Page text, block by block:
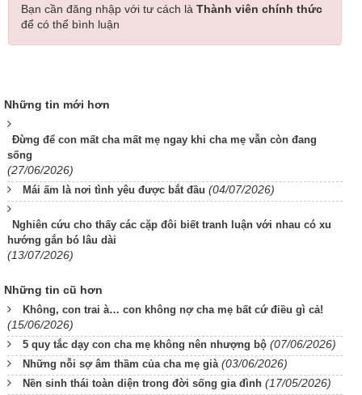
Bạn cần đăng nhập với tư cách là Thành viên chính thức
để có thể bình luận
Những tin mới hơn
Đừng để con mất cha mất mẹ ngay khi cha mẹ vẫn còn đang
sống
(27/06/2026)
Mái ấm là nơi tình yêu được bắt đầu (04/07/2026)
Nghiên cứu cho thấy các cặp đôi biết tranh luận với nhau có xu
hướng gắn bó lâu dài
(13/07/2026)
Những tin cũ hơn
Không, con trai à… con không nợ cha mẹ bất cứ điều gì cả!
(15/06/2026)
5 quy tắc dạy con cha mẹ không nên nhượng bộ (07/06/2026)
Những nỗi sợ âm thầm của cha mẹ già (03/06/2026)
Nền sinh thái toàn diện trong đời sống gia đình (17/05/2026)